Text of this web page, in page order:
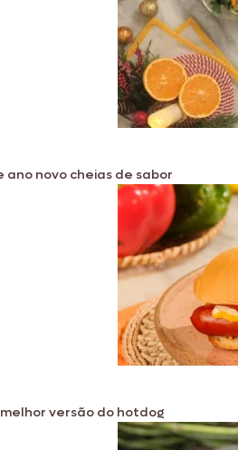
novo cheias de sabor
versão do hotdog